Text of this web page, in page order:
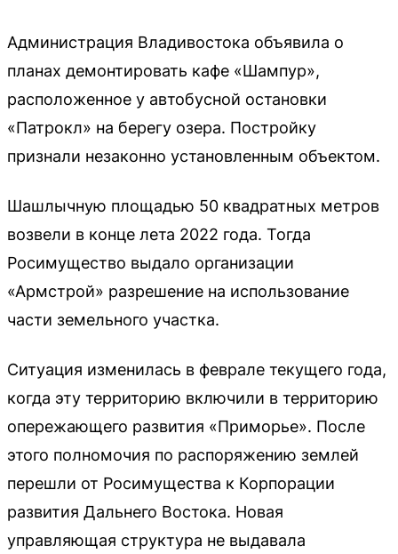
Администрация Владивостока объявила о
планах демонтировать кафе «Шампур»,
расположенное у автобусной остановки
«Патрокл» на берегу озера. Постройку
признали незаконно установленным объектом.
Шашлычную площадью 50 квадратных метров
возвели в конце лета 2022 года. Тогда
Росимущество выдало организации
«Армстрой» разрешение на использование
части земельного участка.
Ситуация изменилась в феврале текущего года,
когда эту территорию включили в территорию
опережающего развития «Приморье». После
этого полномочия по распоряжению землей
перешли от Росимущества к Корпорации
развития Дальнего Востока. Новая
управляющая структура не выдавала